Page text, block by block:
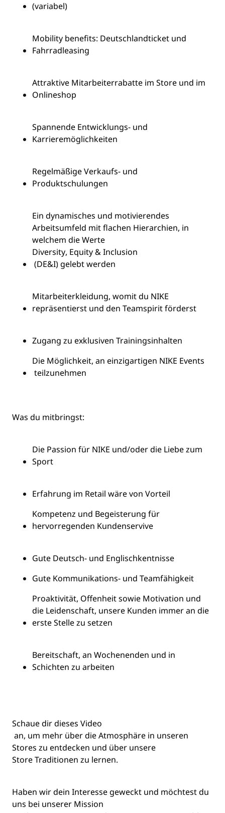
(variabel)
Mobility benefits: Deutschlandticket und
Fahrradleasing
Attraktive Mitarbeiterrabatte im Store und im
Onlineshop
Spannende Entwicklungs- und
Karrieremöglichkeiten
RegelmäßigeVerkaufs- und
Produktschulungen
Ein dynamisches und motivierendes
Arbeitsumfeld mit flachen Hierarchien, in
welchem die Werte
Diversity, Equity &Inclusion
(DE&I) gelebt werden
Mitarbeiterkleidung, womit du NIKE
repräsentierst und den Teamspirit förderst
Zugang zu exklusiven Trainingsinhalten
Die Möglichkeit, an einzigartigen NIKE Events
teilzunehmen
Was du mitbringst:
Die Passion für NIKE und/oder die Liebe zum
Sport
Erfahrung im Retail wäre von Vorteil
Kompetenz und Begeisterung für
hervorregenden Kundenservive
Gute Deutsch- und Englischkentnisse
Gute Kommunikations- und Teamfähigkeit
Proaktivität, Offenheit sowie Motivation und
die Leidenschaft, unsere Kunden immer an die
erste Stelle zu setzen
Bereitschaft, an Wochenenden und in
Schichten zu arbeiten
Schaue dir dieses Video
an, um mehr über die Atmosphäre in unseren
Stores zu entdecken und über unsere
Store Traditionen zu lernen.
Haben wir dein Interesse geweckt und möchtest du
uns bei unserer Mission